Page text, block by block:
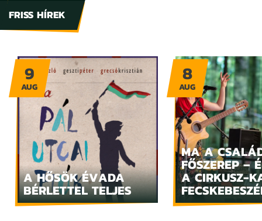
FRISS HÍREK
A HŐSÖK ÉVADA
BÉRLETTEL TELJES
9
AUG
MA A
FŐSZEREP –
A CIRKUSZ-
8
AUG